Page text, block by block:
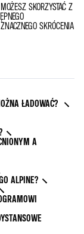
SKORZYSTAĆ Z
SKRÓCENIA
ŁADOWAĆ?
A
ALPINE?